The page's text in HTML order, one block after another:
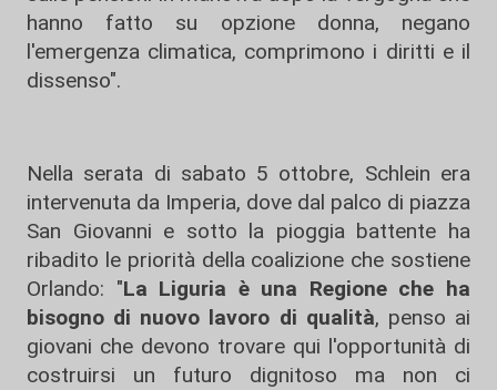
hanno fatto su opzione donna, negano
l'emergenza climatica, comprimono i diritti e il
dissenso".
Nella serata di sabato 5 ottobre, Schlein era
intervenuta da Imperia, dove dal palco di piazza
San Giovanni e sotto la pioggia battente ha
ribadito le priorità della coalizione che sostiene
Orlando: "La Liguria è una Regione che ha
bisogno di nuovo lavoro di qualità, penso ai
giovani che devono trovare qui l'opportunità di
costruirsi un futuro dignitoso ma non ci